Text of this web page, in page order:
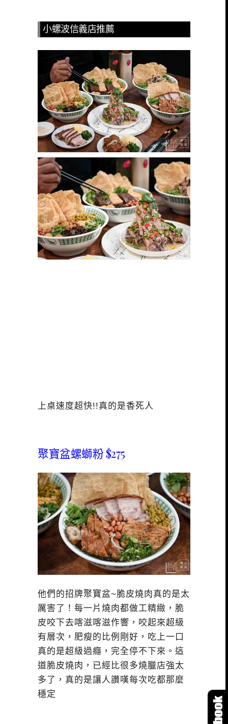
小螺波信義店推薦
上桌速度超快!!真的是香死人
聚寶盆螺螄粉 $275
他們的招牌聚寶盆~脆皮燒肉真的是太
厲害了！每一片燒肉都做工精緻，脆
皮咬下去喀滋喀滋作響，咬起來超級
有層次，肥瘦的比例剛好，吃上一口
真的是超級過癮，完全停不下來。這
道脆皮燒肉，已經比很多燒臘店強太
多了，真的是讓人讚嘆每次吃都那麼
穩定